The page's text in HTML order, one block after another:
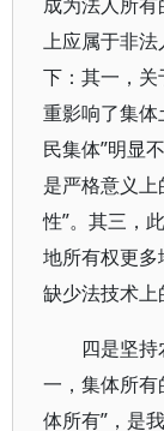
上应属于非
下：其一，关
重影响了集体
民集体”明显
是严格意义
性”。其三，
地所有权更多
缺少法技术上
四是坚
一，集体所有
体所有”，是